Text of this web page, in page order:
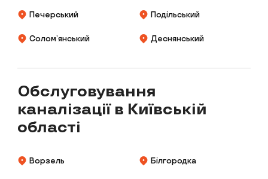
Печерський Подільський
Солом’янський Деснянський
Обслуговування
каналізації в Київській
області
Ворзель Білгородка